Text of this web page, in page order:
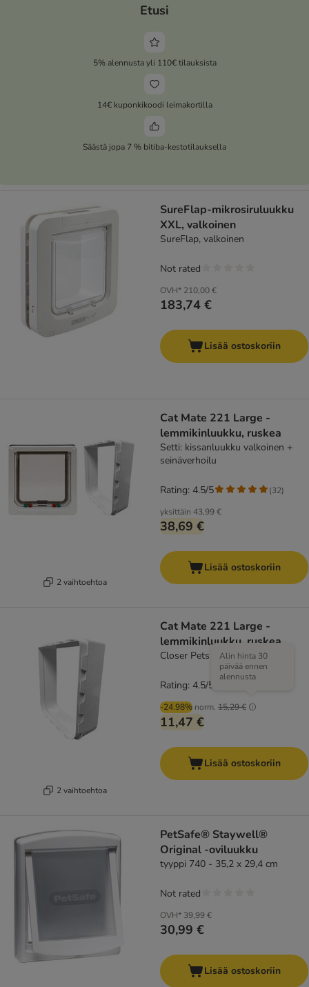
Etusi
5% alennusta yli 110€ tilauksista
14€ kuponkikoodi leimakortilla
Säästä jopa 7 % bitiba-kestotilauksella
SureFlap-mikrosiruluukku
XXL, valkoinen
SureFlap, valkoinen
OVH* 210,00 €
183,74 €
Not rated
Lisää ostoskoriin
2 vaihtoehtoa
Cat Mate 221 Large -
lemmikinluukku, ruskea
Setti: kissanluukku valkoinen +
seinäverhoilu
yksittäin 43,99 €
38,69 €
Rating: 4.5/5 (32)
Lisää ostoskoriin
2 vaihtoehtoa
Cat Mate 221 Large -
lemmikinluukku, ruskea
Closer Pets seinäverhoilu
-24.98% norm. 15,29 €
Alin hinta 30
päivää ennen
alennusta
11,47 €
Rating: 4.5/5
Lisää ostoskoriin
PetSafe® Staywell®
Original -oviluukku
tyyppi 740 - 35,2 x 29,4 cm
OVH* 39,99 €
30,99 €
Not rated
Lisää ostoskoriin